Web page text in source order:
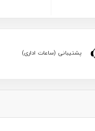
پشتیبانی (ساعات اداری)